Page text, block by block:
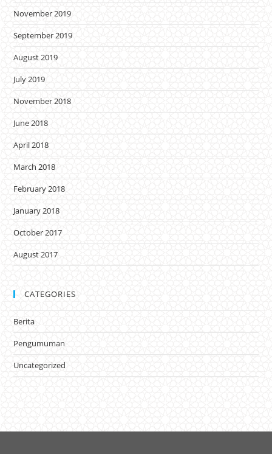
November 2019
September 2019
August 2019
July 2019
November 2018
June 2018
April 2018
March 2018
February 2018
January 2018
October 2017
August 2017
CATEGORIES
Berita
Pengumuman
Uncategorized